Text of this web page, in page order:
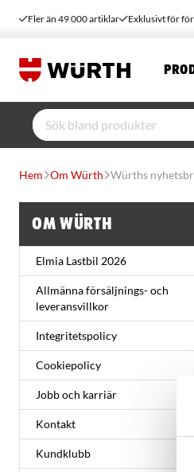
Fler än 49 000 artiklar Exklusivt för
Hem Om Würth Würths
Om Würth
Elmia Lastbil 2026
Allmänna försäljnings- och
leveransvillkor
Integritetspolicy
Cookiepolicy
Jobb och karriär
Kontakt
Kundklubb